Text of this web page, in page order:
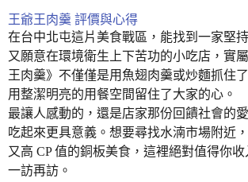
王爺王肉羹 評價與心得
在台中北屯這片美食戰區，能找到一家堅
又願意在環境衛生上下苦功的小吃店，實
王肉羹》不僅僅是用魚翅肉羹或炒麵抓住
用整潔明亮的用餐空間留住了大家的心。
最讓人感動的，還是店家那份回饋社會的
吃起來更具意義。想要尋找水湳市場附近
又高 CP 值的銅板美食，這裡絕對值得你收
一訪再訪。